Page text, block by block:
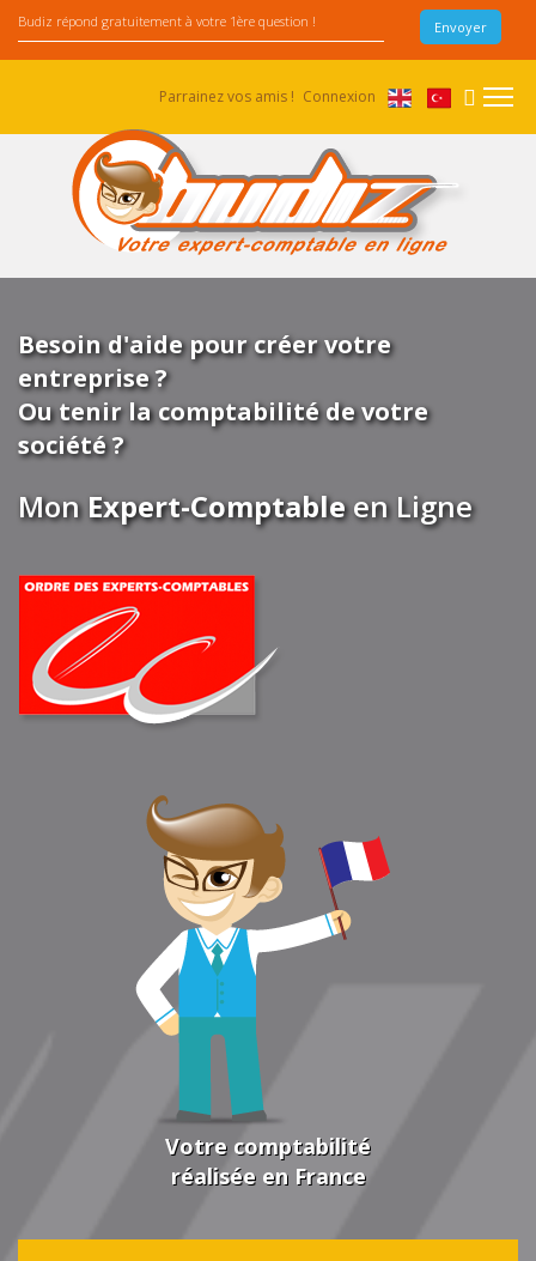
Parrainez vos amis ! Connexion
Besoin d'aide pour créer votre
entreprise ?
Ou tenir la comptabilité de votre
société ?
MonExpert-Comptableen Ligne
Votre comptabilité
réalisée en France